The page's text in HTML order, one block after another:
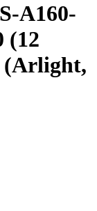
A160-
(12
(Arlight,